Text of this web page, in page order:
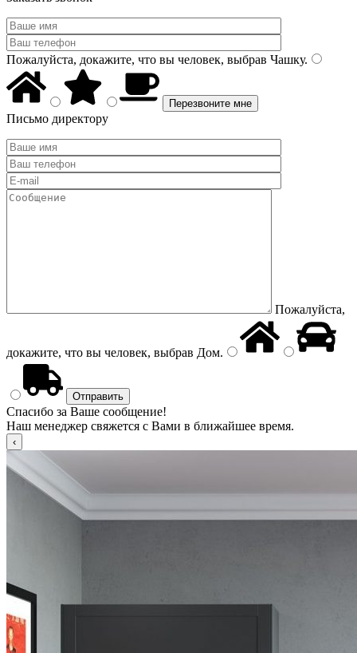
Пожалуйста, докажите, что вы человек, выбрав Чашку.
Письмо директору
Пожалуйста,
докажите, что вы человек, выбрав Дом.
Спасибо за Ваше сообщение!
Наш менеджер свяжется с Вами в ближайшее время.